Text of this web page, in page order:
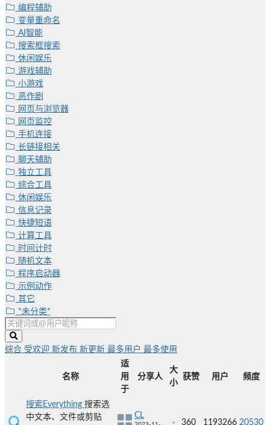
编程辅助
变量重命名
AI智能
搜索框搜索
休闲娱乐
游戏辅助
小游戏
恶作剧
网页与浏览器
网页监控
手机连接
长链接相关
聊天辅助
独立工具
综合工具
休闲娱乐
信息记录
快捷短语
计算工具
时间计时
随机文本
程序启动器
示例动作
其它
*未分类*
综合 受欢迎 新发布 新更新 最多用户 最多使用
名称
适
用
于
分享人
大
小
获赞 用户 频度
搜索Everything 搜索选
中文本、文件或剪贴
CL
360 1193266 20530